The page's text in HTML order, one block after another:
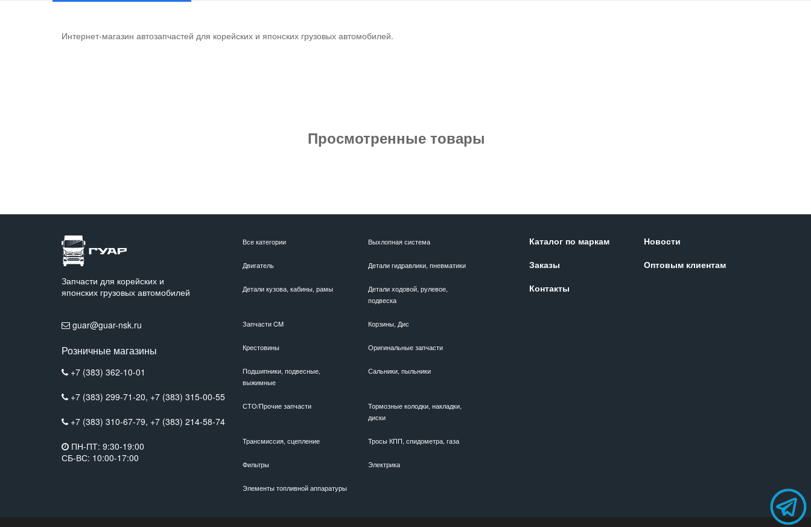
Интернет-магазин автозапчастей для корейских и японских грузовых автомобилей.
Просмотренные товары
Запчасти для корейских и
японских грузовых автомобилей
guar@guar-nsk.ru
Розничные магазины
+7 (383) 362-10-01
+7 (383) 299-71-20, +7 (383) 315-00-55
+7 (383) 310-67-79, +7 (383) 214-58-74
ПН-ПТ: 9:30-19:00
СБ-ВС: 10:00-17:00
Все категории Выхлопная система
Двигатель Детали гидравлики, пневматики
Детали кузова, кабины, рамы
Детали ходовой, рулевое,
подвеска
Запчасти CM Корзины, Дис
Крестовины Оригинальные запчасти
Подшипники, подвесные,
выжимные
Сальники, пыльники
СТО/Прочие запчасти
Тормозные колодки, накладки,
диски
Трансмиссия, сцепление Тросы КПП, спидометра, газа
Фильтры Электрика
Элементы топливной аппаратуры
Каталог по маркам
Новости
Заказы
Оптовым клиентам
Контакты